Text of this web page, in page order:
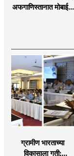
अफगाणिस्तानात मोबाईल
ग्रामीण भारताच्या
विकासाला गती;